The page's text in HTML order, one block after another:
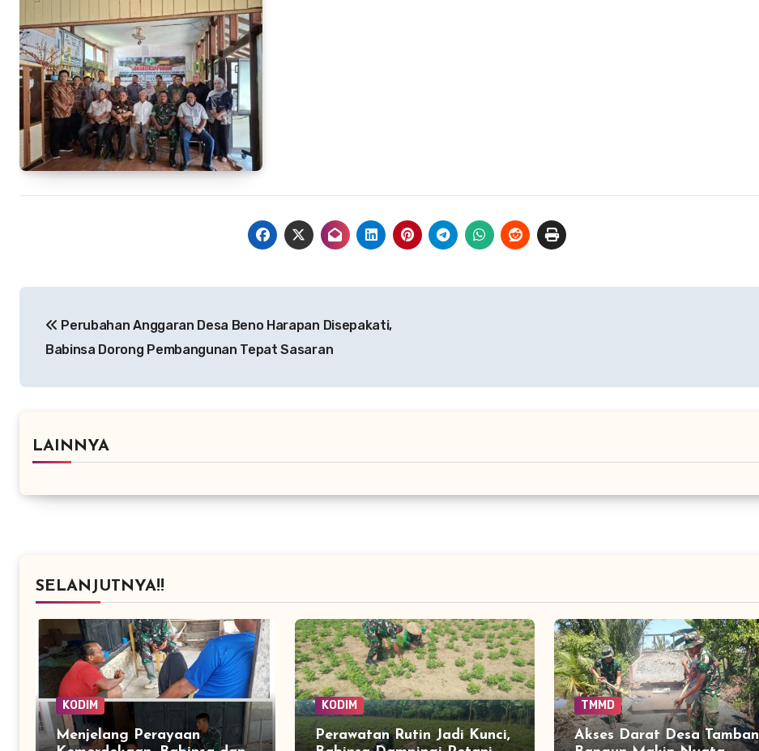
pos Perubahan Anggaran Desa Beno Harapan Disepakati,
Babinsa Dorong Pembangunan Tepat Sasaran
LAINNYA
SELANJUTNYA!!
KODIM
Menjelang Perayaan
KODIM
Perawatan Rutin Jadi Kunci,
TMMD
Akses Darat Desa Tamban